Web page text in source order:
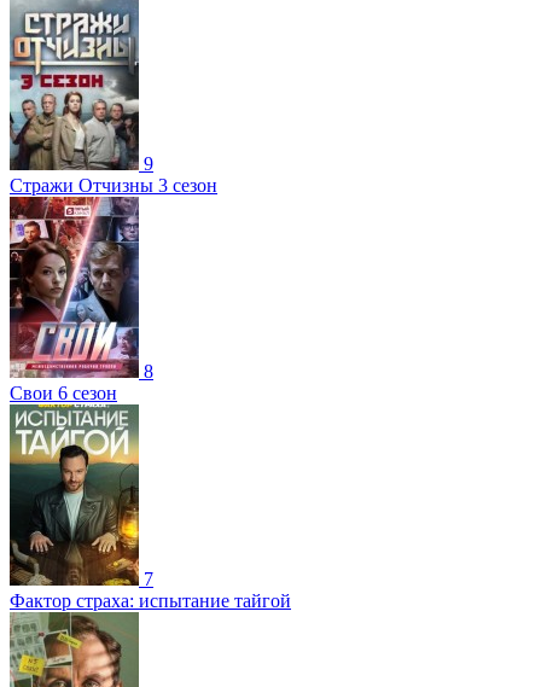
9
Стражи Отчизны 3 сезон
8
Свои 6 сезон
7
Фактор страха: испытание тайгой